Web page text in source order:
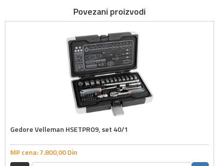
Povezani proizvodi
Gedore Velleman HSETPRO9, set 40/1
MP cena:7.800,00Din